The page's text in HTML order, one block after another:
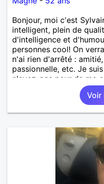
Bonjour, moi c'est
intelligent, plein de
d'intelligence et
personnes cool! On
n'ai rien d'arrêté :
passionnelle, etc. Je
n'ayez-pas peur de me
qui le ferais!!!!!!!!!!!!! Ou
100000000000 vrai. Voir